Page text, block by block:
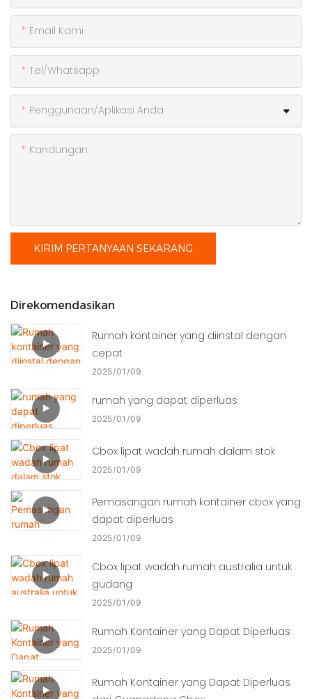
Email Kami
Tel/whatsapp
Penggunaan/Aplikasi Anda
Kandungan
KIRIM PERTANYAAN SEKARANG
Direkomendasikan
Rumah kontainer yang diinstal dengan
cepat
2025 01 09
rumah yang dapat diperluas
2025 01 09
Cbox lipat wadah rumah dalam stok
2025 01 09
Pemasangan rumah kontainer cbox yang
dapat diperluas
2025 01 09
Cbox lipat wadah rumah australia untuk
gudang
2025 01 09
Rumah Kontainer yang Dapat Diperluas
2025 01 09
Rumah Kontainer yang Dapat Diperluas